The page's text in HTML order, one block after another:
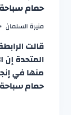
حمام
منيرة السلمان
قالت
المتحدة إن
حمام